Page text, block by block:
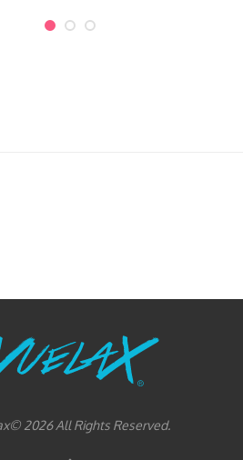
2026 All Rights Reserved.